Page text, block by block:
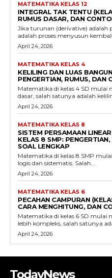
MATEMATIKA KELAS 12
INTEGRAL TAK TENTU
RUMUS DASAR, DAN
Jika turunan (derivative) adalah
adalah proses menyusun
April 24, 2026
MATEMATIKA KELAS 4
KELILING DAN LUAS
PENGERTIAN, RUMUS, DAN
Matematika di kelas 4 SD mulai
dasar, salah satunya adalah
April 24, 2026
MATEMATIKA KELAS 8
SISTEM PERSAMAAN
KELAS 8 SMP:
SOAL LENGKAP
Matematika di kelas 8 SMP
logis dan sistematis. Salah...
April 24, 2026
MATEMATIKA KELAS 6
PECAHAN CAMPURAN
CARA MENGHITUNG, DAN
Matematika di kelas 6 SD mulai
lebih kompleks, salah satunya
April 24, 2026
TodayNews